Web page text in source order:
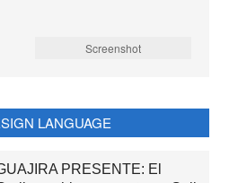
Screenshot
LANGUAGE
PRESENTE: El